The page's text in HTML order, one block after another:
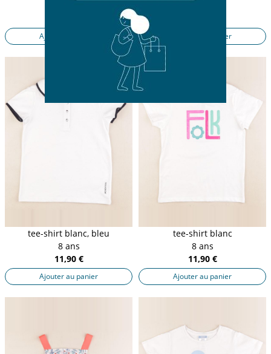
Ajouter au panier Ajouter au panier
tee-shirt blanc, bleu
8 ans
11,90 €
Ajouter au panier
tee-shirt blanc
8 ans
11,90 €
Ajouter au panier